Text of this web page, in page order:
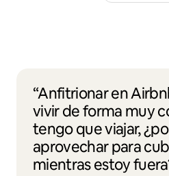
“Anfitrionar en
vivir de forma muy
tengo que viajar,
aprovechar para
mientras estoy